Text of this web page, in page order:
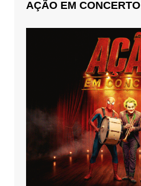
AÇÃO EM CONCERTO